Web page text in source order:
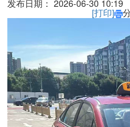
发布日期： 2026-06-30 10:19
[打印]